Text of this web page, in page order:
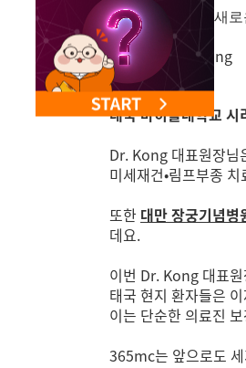
365mc 태국점이 새
태국 마히돌대학교 시
Dr. Kong 대표원장님
미세재건•림프부종
또한 대만 장궁기념병
데요.
이번 Dr. Kong 대표
태국 현지 환자들은 이
이는 단순한 의료진
365mc는 앞으로도